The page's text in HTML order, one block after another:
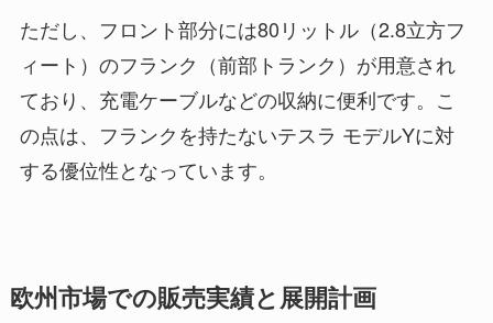
ただし、フロント部分には80リットル（2.8立方フ
ィート）のフランク（前部トランク）が用意され
ており、充電ケーブルなどの収納に便利です。こ
の点は、フランクを持たないテスラ モデルYに対
する優位性となっています。
欧州市場での販売実績と展開計画